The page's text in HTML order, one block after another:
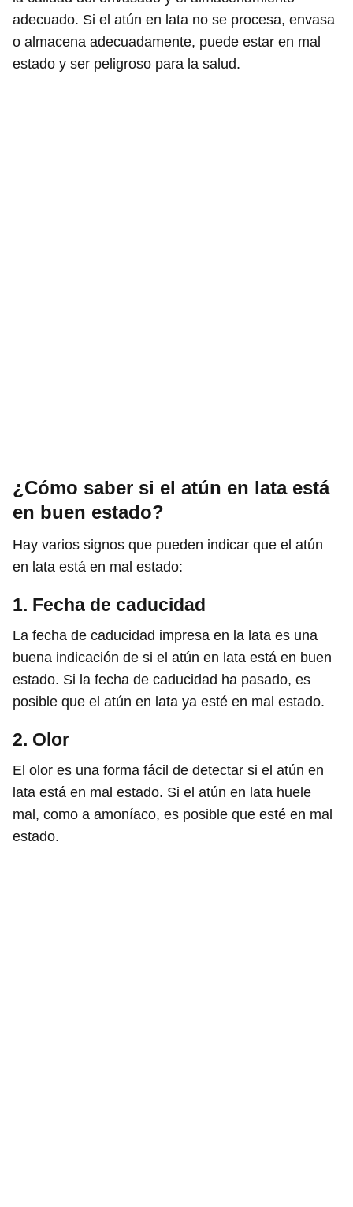
adecuado. Si el atún en lata no se procesa, envasa
o almacena adecuadamente, puede estar en mal
estado y ser peligroso para la salud.
¿Cómo saber si el atún en lata está
en buen estado?
Hay varios signos que pueden indicar que el atún
en lata está en mal estado:
1. Fecha de caducidad
La fecha de caducidad impresa en la lata es una
buena indicación de si el atún en lata está en buen
estado. Si la fecha de caducidad ha pasado, es
posible que el atún en lata ya esté en mal estado.
2. Olor
El olor es una forma fácil de detectar si el atún en
lata está en mal estado. Si el atún en lata huele
mal, como a amoníaco, es posible que esté en mal
estado.